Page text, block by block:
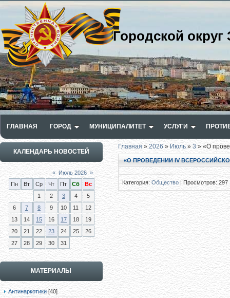
Городской
ГЛАВНАЯ ГОРОД МУНИЦИПАЛИТЕТ УСЛУГИ
КАЛЕНДАРЬ НОВОСТЕЙ
« Июль 2026 »
Пн
Вт Ср Чт Пт Сб
Вс
1
2 3 4
5
6
7 8 9 10 11
12
13
14 15 16 17 18
19
20
21 22 23 24 25
26
27
28 29 30 31
МАТЕРИАЛЫ
Антинаркотики [40]
Главная»2026 » Июль » 3» «О
«О ПРОВЕДЕНИИ IV
Категория:Общество|Просмотров: